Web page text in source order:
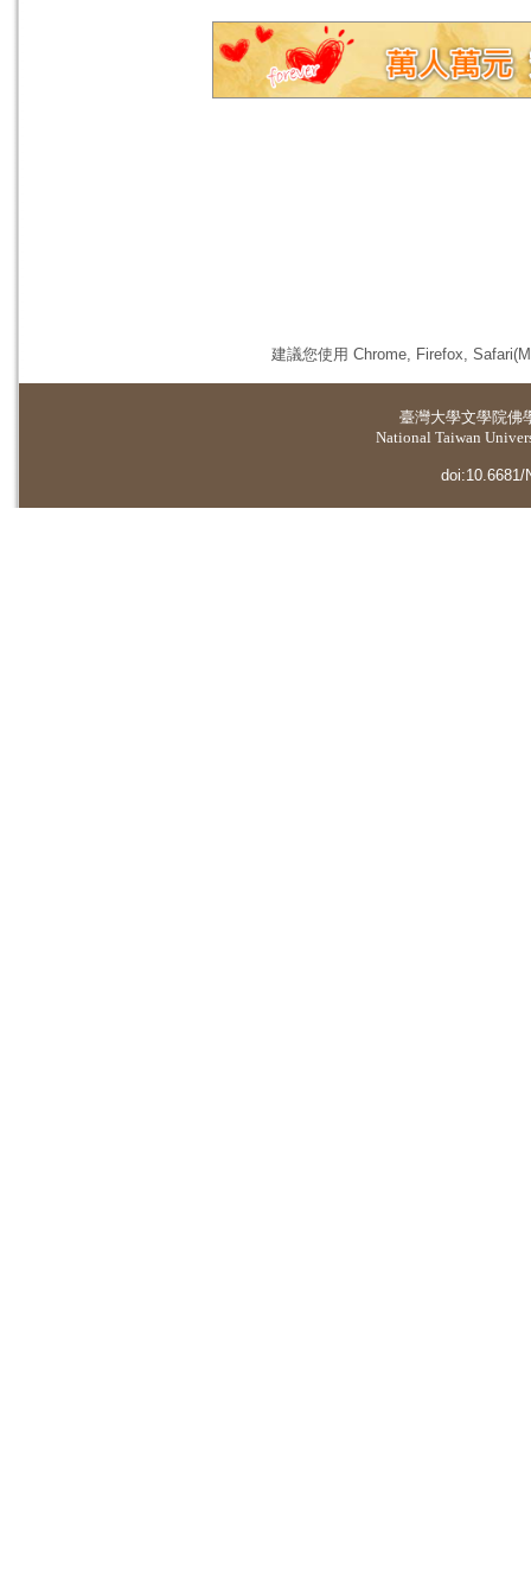
建議您使用 Chrome, Firefox,
臺灣大學文學院佛
National Taiwan
doi:10.6681/